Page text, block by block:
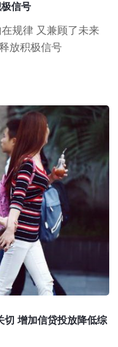
信号
规律 又兼顾了未来
放积极信号
切 增加信贷投放降低综